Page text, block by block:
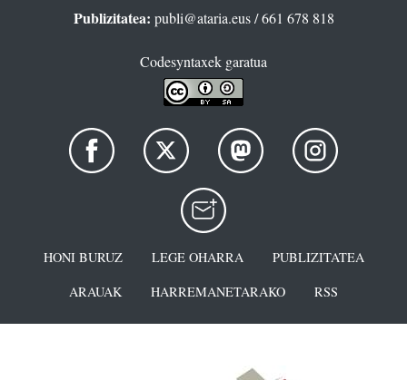
Publizitatea: publi@ataria.eus/ 661 678 818
Codesyntaxek garatua
HONI BURUZ LEGE OHARRA
PUBLIZITATEA
ARAUAK
HARREMANETARAKO RSS